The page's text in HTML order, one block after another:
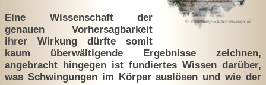
Eine Wissenschaft der
genauen Vorhersagbarkeit
ihrer Wirkung dürfte somit
kaum überwältigende Ergebnisse zeichnen,
angebracht hingegen ist fundiertes Wissen darüber,
was Schwingungen im Körper auslösen und wie der